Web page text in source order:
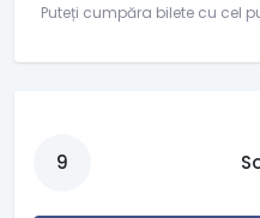
Puteți cumpăra bilete cu cel
9